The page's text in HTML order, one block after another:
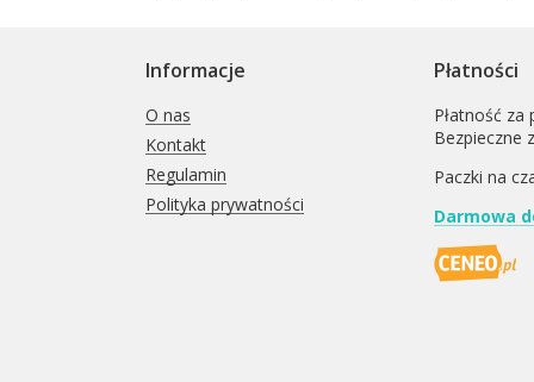
Informacje
O nas
Kontakt
Regulamin
Polityka prywatności
Płatności
Płatność
Bezpieczne
Paczki na
Darmowa